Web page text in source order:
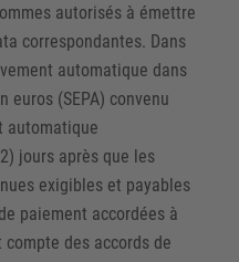
autorisés à émettre
correspondantes. Dans
automatique dans
euros (SEPA) convenu
automatique
jours après que les
exigibles et payables
paiement accordées à
des accords de